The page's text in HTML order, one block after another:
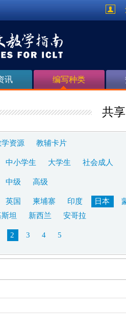
讯 编写种类
共
学资源 教辅卡片
中小学生 大学生 社会成人
中级 高级
英国 柬埔寨 印度 日本
坦 新西兰 安哥拉
2 3 4 5